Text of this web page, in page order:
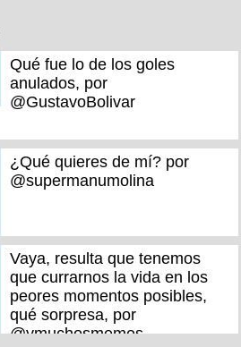
Qué fue lo de los goles
anulados, por
@GustavoBolivar
¿Qué quieres de mí? por
@supermanumolina
Vaya, resulta que tenemos
que currarnos la vida en los
peores momentos posibles,
qué sorpresa, por
@ymuchosmemes